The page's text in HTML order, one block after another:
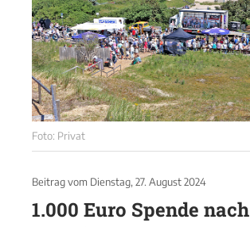
Foto: Privat
Beitrag vom Dienstag, 27. August 2024
1.000 Euro Spende nach